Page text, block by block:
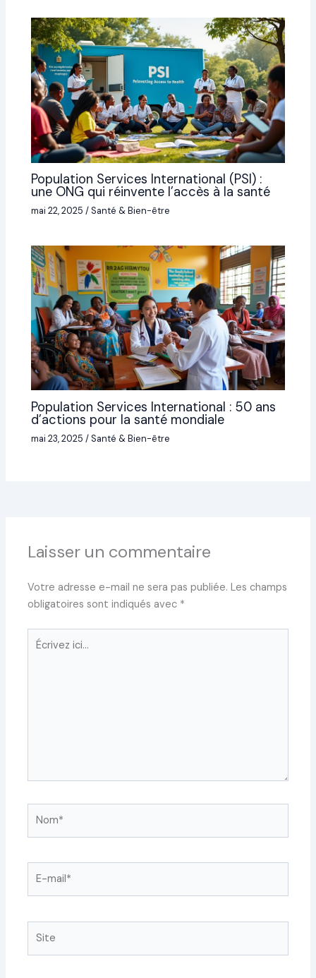
Population Services International (PSI) :
une ONG qui réinvente l’accès à la santé
mai 22, 2025/Santé & Bien-être
Population Services International : 50 ans
d’actions pour la santé mondiale
mai 23, 2025/Santé & Bien-être
Laisser un commentaire
Votre adresse e-mail ne sera pas publiée. Les champs
obligatoires sont indiqués avec *
Écrivez
ici…